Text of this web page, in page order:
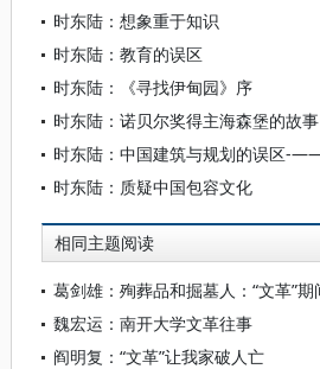
时东陆：想象重于知识
时东陆：教育的误区
时东陆：《寻找伊甸园》序
时东陆：诺贝尔奖得主海森堡的故事
时东陆：质疑中国包容文化
相同主题阅读
魏宏运：南开大学文革往事
阎明复：“文革”让我家破人亡